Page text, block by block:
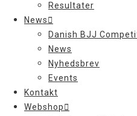
Resultater
News
Danish BJJ
News
Nyhedsbrev
Events
Kontakt
Webshop